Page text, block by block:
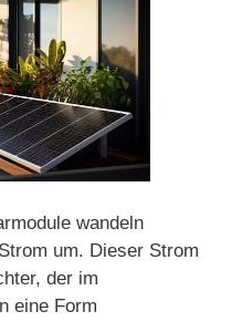
wandeln
um. Dieser Strom
der im
eine Form